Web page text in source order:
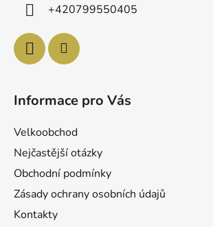
+420799550405
Informace pro Vás
Velkoobchod
Nejčastější otázky
Obchodní podmínky
Zásady ochrany osobních údajů
Kontakty